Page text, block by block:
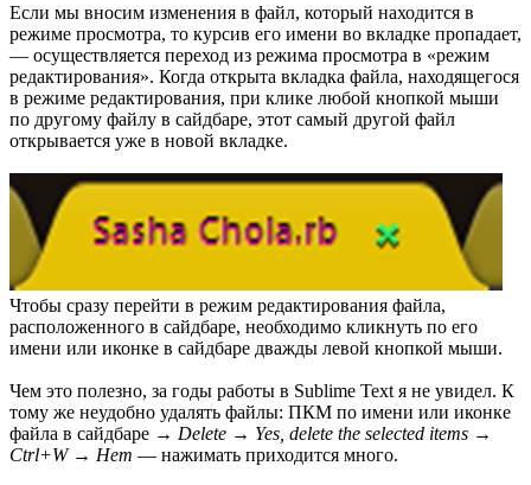
Если мы вносим изменения в файл, который находится в
режиме просмотра, то курсив его имени во вкладке пропадает,
— осуществляется переход из режима просмотра в «режим
редактирования». Когда открыта вкладка файла, находящегося
в режиме редактирования, при клике любой кнопкой мыши
по другому файлу в сайдбаре, этот самый другой файл
открывается уже в новой вкладке.
Чтобы сразу перейти в режим редактирования файла,
расположенного в сайдбаре, необходимо кликнуть по его
имени или иконке в сайдбаре дважды левой кнопкой мыши.
Чем это полезно, за годы работы в Sublime Text я не увидел. К
тому же неудобно удалять файлы: ПКМ по имени или иконке
файла в сайдбаре → Delete → Yes, delete the selected items →
Ctrl+W→ Нет — нажимать приходится много.